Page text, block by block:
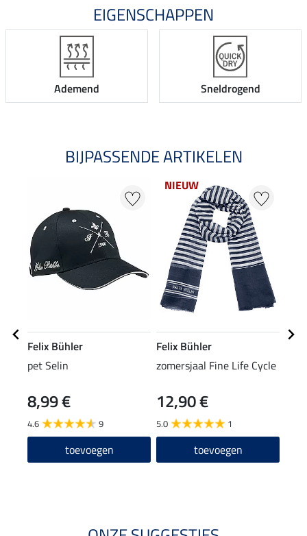
EIGENSCHAPPEN
Ademend Sneldrogend
BIJPASSENDE ARTIKELEN
Felix Bühler
pet Selin
8,99 €
4.6 9
toevoegen
NIEUW
Felix Bühler
zomersjaal Fine Life Cycle
12,90 €
5.0 1
toevoegen